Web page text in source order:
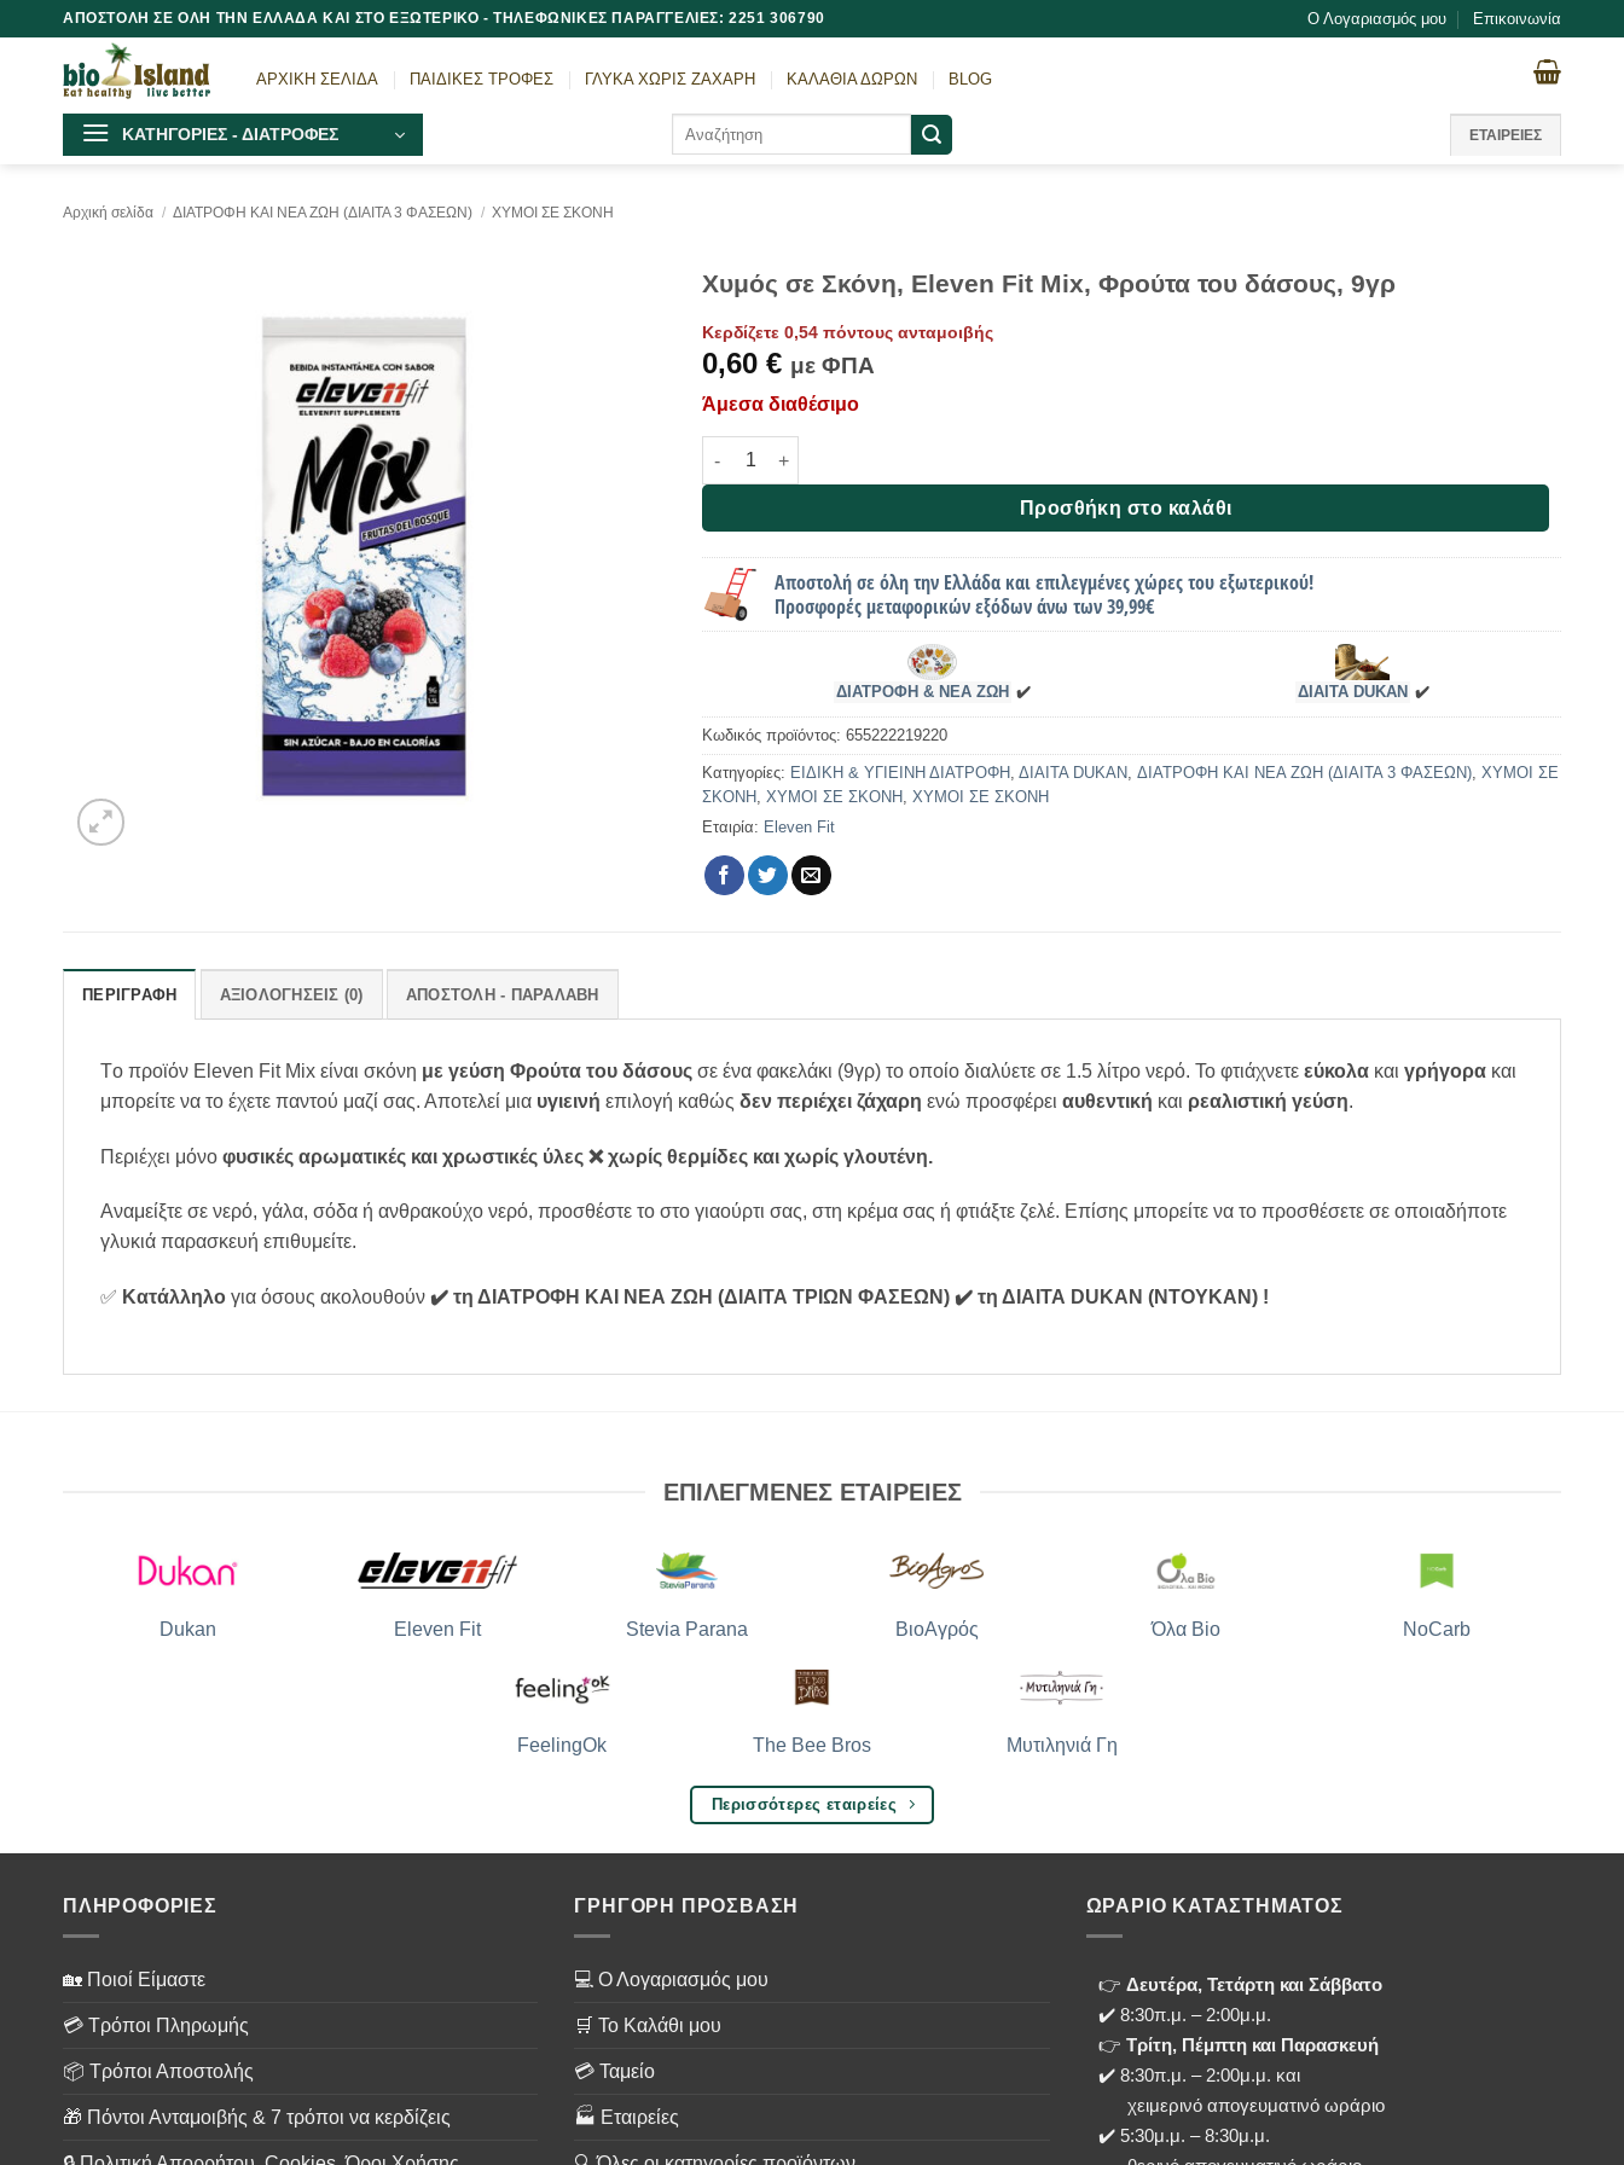
Μετάβαση
στο
περιεχόμενο
ΑΠΟΣΤΟΛΗ ΣΕ ΟΛΗ ΤΗΝ ΕΛΛΑΔΑ ΚΑΙ ΣΤΟ ΕΞΩΤΕΡΙΚΟ - ΤΗΛΕΦΩΝΙΚΕΣ ΠΑΡΑΓΓΕΛΙΕΣ: 2251 306790 Ο Λογαριασμός μου Επικοινωνία
ΑΡΧΙΚΗ ΣΕΛΙΔΑ ΠΑΙΔΙΚΕΣ ΤΡΟΦΕΣ ΓΛΥΚΑ ΧΩΡΙΣ ΖΑΧΑΡΗ ΚΑΛΑΘΙΑ ΔΩΡΩΝ BLOG
ΚΑΤΗΓΟΡΙΕΣ - ΔΙΑΤΡΟΦΕΣ ΕΤΑΙΡΕΙΕΣ
Αρχική σελίδα / ΔΙΑΤΡΟΦΗ ΚΑΙ ΝΕΑ ΖΩΗ (ΔΙΑΙΤΑ 3 ΦΑΣΕΩΝ) / ΧΥΜΟΙ ΣΕ ΣΚΟΝΗ
Χυμός σε Σκόνη, Eleven Fit Mix, Φρούτα του δάσους, 9γρ
Κερδίζετε 0,54 πόντους ανταμοιβής
0,60€ με ΦΠΑ
Άμεσα διαθέσιμο
Χυμός σε Σκόνη, Eleven Fit Mix, Φρούτα του δάσους, 9γρ ποσότητα
Προσθήκη στο καλάθι
Αποστολή σε όλη την Ελλάδα και επιλεγμένες χώρες του εξωτερικού!
Προσφορές μεταφορικών εξόδων άνω των 39,99€
ΔΙΑΤΡΟΦΗ & ΝΕΑ ΖΩΗ ✔️ ΔΙΑΙΤΑ DUKAN ✔️
Κωδικός προϊόντος:655222219220
Κατηγορίες: ΕΙΔΙΚΗ & ΥΓΙΕΙΝΗ ΔΙΑΤΡΟΦΗ ,ΔΙΑΙΤΑ DUKAN ,ΔΙΑΤΡΟΦΗ ΚΑΙ ΝΕΑ ΖΩΗ (ΔΙΑΙΤΑ 3 ΦΑΣΕΩΝ) ,ΧΥΜΟΙ ΣΕ
ΣΚΟΝΗ
,ΧΥΜΟΙ ΣΕ ΣΚΟΝΗ ,ΧΥΜΟΙ ΣΕ ΣΚΟΝΗ
Εταιρία: Eleven Fit
ΠΕΡΙΓΡΑΦΉ ΑΞΙΟΛΟΓΉΣΕΙΣ (0) ΑΠΟΣΤΟΛΗ - ΠΑΡΑΛΑΒΗ
Τo προϊόν Eleven Fit Mix είναι σκόνη με γεύση Φρούτα του δάσους σε ένα φακελάκι (9γρ) το οποίο διαλύετε σε 1.5 λίτρο νερό. Το φτιάχνετε εύκολα και γρήγορα και
μπορείτε να το έχετε παντού μαζί σας. Αποτελεί μια υγιεινή επιλογή καθώς δεν περιέχει ζάχαρη ενώ προσφέρει αυθεντική και ρεαλιστική γεύση.
Περιέχει μόνο φυσικές αρωματικές και χρωστικές ύλες ❌ χωρίς θερμίδες και χωρίς γλουτένη.
Αναμείξτε σε νερό, γάλα, σόδα ή ανθρακούχο νερό, προσθέστε το στο γιαούρτι σας, στη κρέμα σας ή φτιάξτε ζελέ. Επίσης μπορείτε να το προσθέσετε σε οποιαδήποτε
γλυκιά παρασκευή επιθυμείτε.
✅ Κατάλληλο για όσους ακολουθούν ✔️ τη ΔΙΑΤΡΟΦΗ ΚΑΙ ΝΕΑ ΖΩΗ (ΔΙΑΙΤΑ ΤΡΙΩΝ ΦΑΣΕΩΝ) ✔️ τη ΔΙΑΙΤΑ DUKAN (ΝΤΟΥΚΑΝ) !
ΕΠΙΛΕΓΜΕΝΕΣ ΕΤΑΙΡΕΙΕΣ
Dukan Eleven Fit Stevia Parana ΒιοΑγρός Όλα Bio NoCarb
FeelingOk The Bee Bros Μυτιληνιά Γη
Περισσότερες εταιρείες
ΠΛΗΡΟΦΟΡΙΕΣ
🏡 Ποιοί Είμαστε
💳 Τρόποι Πληρωμής
📦 Τρόποι Αποστολής
🎁 Πόντοι Ανταμοιβής & 7 τρόποι να κερδίζεις
ΓΡΗΓΟΡΗ ΠΡΟΣΒΑΣΗ
💻 Ο Λογαριασμός μου
🛒 Το Καλάθι μου
💳 Ταμείο
🏭 Εταιρείες
ΩΡΑΡΙΟ ΚΑΤΑΣΤΗΜΑΤΟΣ
👉 Δευτέρα, Τετάρτη και Σάββατο
✔️ 8:30π.μ. – 2:00μ.μ.
👉 Τρίτη, Πέμπτη και Παρασκευή
✔️ 8:30π.μ. – 2:00μ.μ. και
χειμερινό απογευματινό ωράριο
✔️ 5:30μ.μ. – 8:30μ.μ.